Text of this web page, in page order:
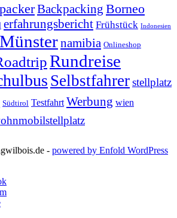
Backpacking Borneo
erfahrungsbericht Frühstück Indonesien
Münsternamibia Onlineshop
Rundreise
Selbstfahrerstellplatz
Südtirol Testfahrt Werbung wien
- powered by Enfold WordPress